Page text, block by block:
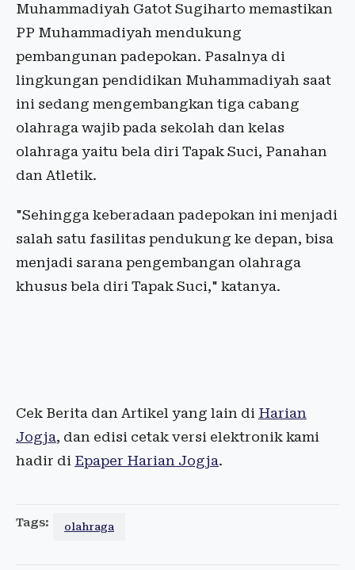
Muhammadiyah Gatot Sugiharto memastikan
PP Muhammadiyah mendukung
pembangunan padepokan. Pasalnya di
lingkungan pendidikan Muhammadiyah saat
ini sedang mengembangkan tiga cabang
olahraga wajib pada sekolah dan kelas
olahraga yaitu bela diri Tapak Suci, Panahan
dan Atletik.
"Sehingga keberadaan padepokan ini menjadi
salah satu fasilitas pendukung ke depan, bisa
menjadi sarana pengembangan olahraga
khusus bela diri Tapak Suci," katanya.
Cek Berita dan Artikel yang lain di Harian
Jogja, dan edisi cetak versi elektronik kami
hadir di Epaper Harian Jogja.
Tags: olahraga